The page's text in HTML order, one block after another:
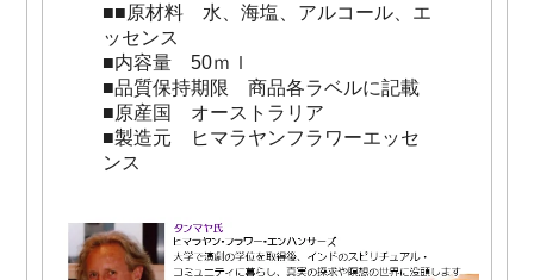
■■原材料 水、海塩、アルコール、エ
ッセンス
■内容量 50ｍｌ
■品質保持期限 商品各ラベルに記載
■原産国 オーストラリア
■製造元 ヒマラヤンフラワーエッセ
ンス